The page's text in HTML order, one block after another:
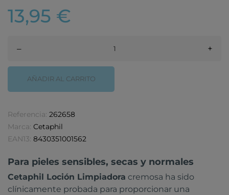
13,95 €
– +
AÑADIR AL CARRITO
Referencia: 262658
Marca: Cetaphil
EAN13: 8430351001562
Para pieles sensibles, secas y normales
Cetaphil Loción Limpiadora cremosa ha sido
clínicamente probada para proporcionar una